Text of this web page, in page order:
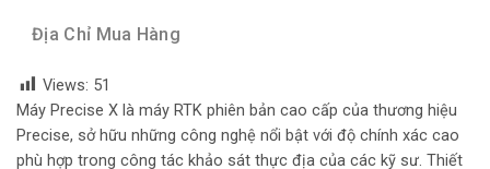
Địa Chỉ Mua Hàng
Views: 51
Máy Precise X là máy RTK phiên bản cao cấp của thương hiệu
Precise, sở hữu những công nghệ nổi bật với độ chính xác cao
phù hợp trong công tác khảo sát thực địa của các kỹ sư. Thiết